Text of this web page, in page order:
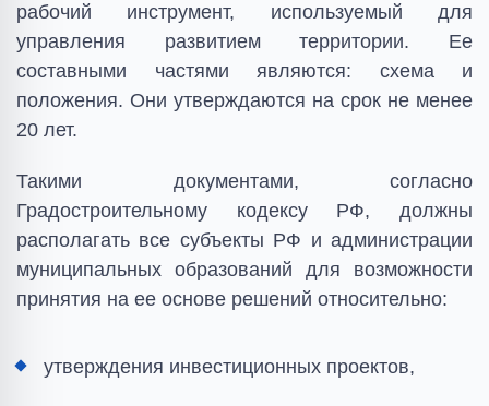
рабочий инструмент, используемый для
управления развитием территории. Ее
составными частями являются: схема и
положения. Они утверждаются на срок не менее
20 лет.
Такими документами, согласно
Градостроительному кодексу РФ, должны
располагать все субъекты РФ и администрации
муниципальных образований для возможности
принятия на ее основе решений относительно:
утверждения инвестиционных проектов,